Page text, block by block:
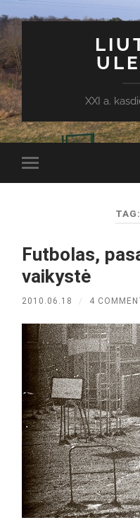
XXI a.
Toggle
mobile
TAG:
Futbolas,
vaikystė
2010.06.18 / 4